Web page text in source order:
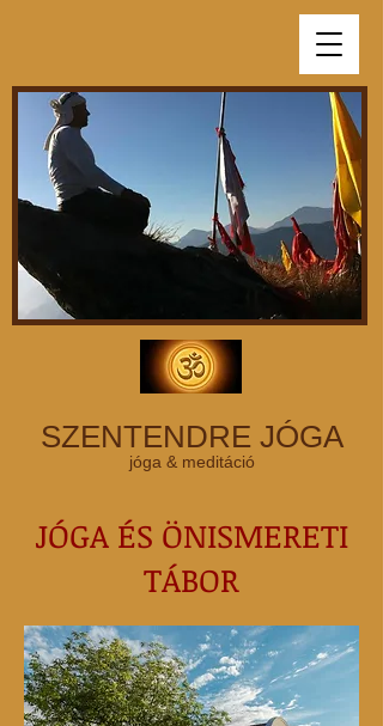
SZENTENDRE JÓGA
jóga & meditáció
JÓGA ÉS ÖNISMERETI
TÁBOR